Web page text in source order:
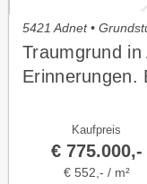
5421 Adnet •
Traumgrund
Erinnerungen.
Kaufpreis
€ 775.000,-
€ 552,- / m²